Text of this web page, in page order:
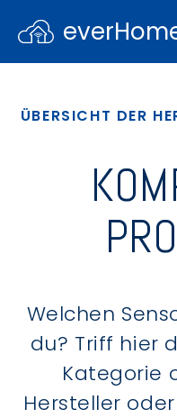
ÜBERSICHT DER
Welchen
du? Triff hier
Kategorie
Hersteller